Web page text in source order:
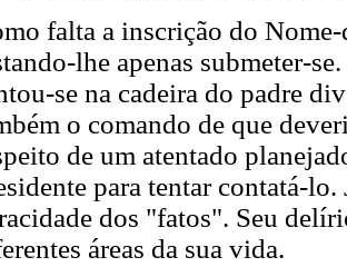
falta a inscrição do
lhe apenas submeter-
se na cadeira do padre
o comando de que
de um atentado
para tentar contatá-
dos "fatos". Seu
áreas da sua vida.